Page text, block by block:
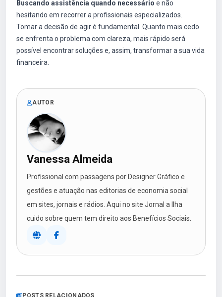
Buscando assistência quando necessário e não
hesitando em recorrer a profissionais especializados.
Tomar a decisão de agir é fundamental. Quanto mais cedo
se enfrenta o problema com clareza, mais rápido será
possível encontrar soluções e, assim, transformar a sua vida
financeira.
AUTOR
Vanessa Almeida
Profissional com passagens por Designer Gráfico e
gestões e atuação nas editorias de economia social
em sites, jornais e rádios. Aqui no site Jornal a Ilha
cuido sobre quem tem direito aos Benefícios Sociais.
POSTS RELACIONADOS